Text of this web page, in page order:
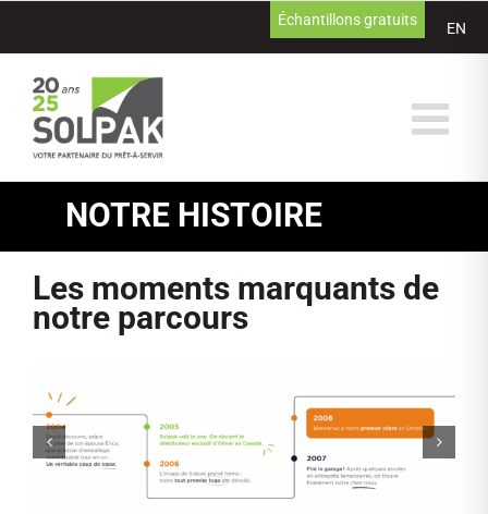
contenu
EN
Échantillons gratuits
NOTRE HISTOIRE
Les moments marquants de
notre parcours